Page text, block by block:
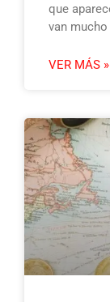
que
van
VER MÁS »